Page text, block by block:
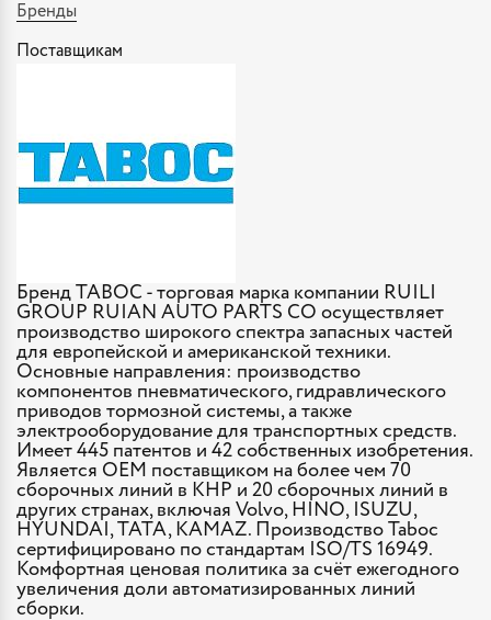
Бренды
Поставщикам
Бренд TABOC - торговая марка компании RUILI
GROUP RUIAN AUTO PARTS CO осуществляет
производство широкого спектра запасных частей
для европейской и американской техники.
Основные направления: производство
компонентов пневматического, гидравлического
приводов тормозной системы, а также
электрооборудование для транспортных средств.
Имеет 445 патентов и 42 собственных изобретения.
Является OEM поставщиком на более чем 70
сборочных линий в КНР и 20 сборочных линий в
других странах, включая Volvo, HINO, ISUZU,
HYUNDAI, TATA, KAMAZ. Производство Taboc
сертифицировано по стандартам ISO/TS 16949.
Комфортная ценовая политика за счёт ежегодного
увеличения доли автоматизированных линий
сборки.